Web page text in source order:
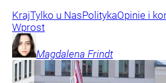
KrajTylko u NasPolitykaOpinie i
Wprost
Magdalena Frindt